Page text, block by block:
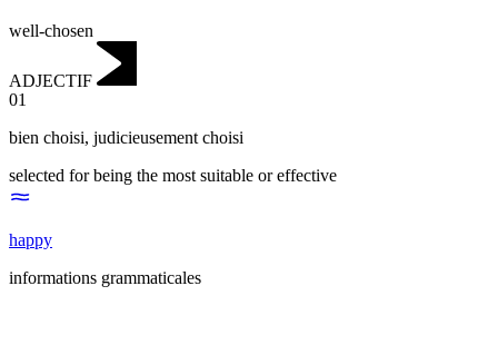
well-chosen
ADJECTIF
01
bien choisi, judicieusement choisi
selected for being the most suitable or effective
happy
informations grammaticales